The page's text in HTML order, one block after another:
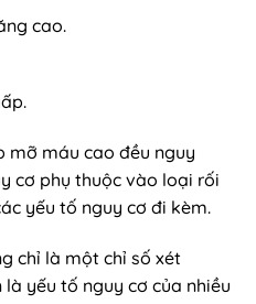
cao.
mỡ máu cao đều nguy
cơ phụ thuộc vào loại rối
yếu tố nguy cơ đi kèm.
chỉ là một chỉ số xét
yếu tố nguy cơ của nhiều